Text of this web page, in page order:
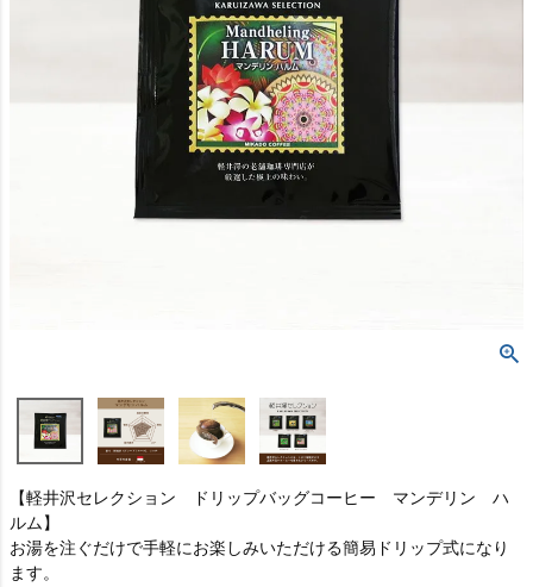
【軽井沢セレクション ドリップバッグコーヒー マンデリン ハ
ルム】
お湯を注ぐだけで手軽にお楽しみいただける簡易ドリップ式になり
ます。